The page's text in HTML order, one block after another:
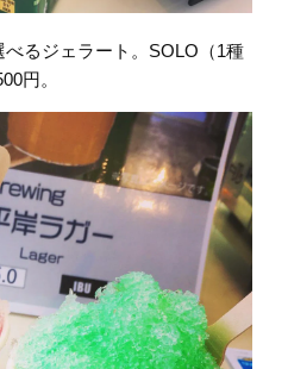
るジェラート。SOLO（1種
円。